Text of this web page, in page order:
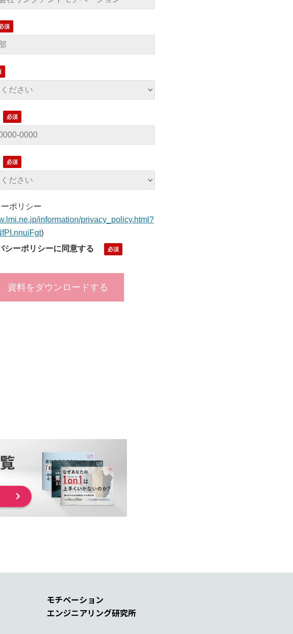
ポリシー
information/privacy_policy.html?
)
シーポリシーに同意する
モチベーション
エンジニアリング研究所